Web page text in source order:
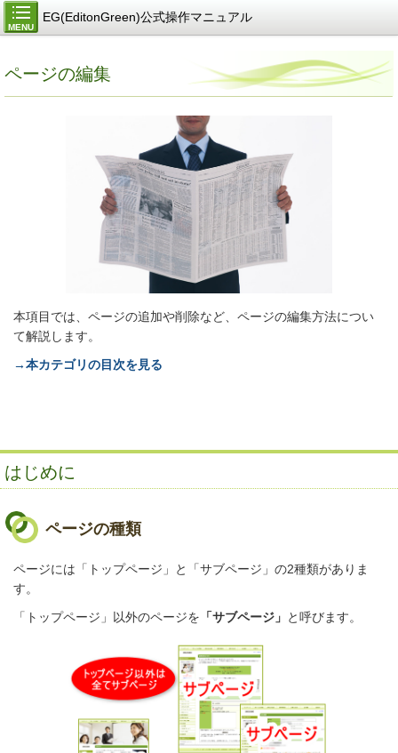
MENU
EG(EditonGreen)公式操作マニュアル
ページの編集
本項目では、ページの追加や削除など、ページの編集方法につい
て解説します。
→本カテゴリの目次を見る
はじめに
ページの種類
ページには 「トップページ」と「サブページ」の2種類がありま
す。
「トップページ」以外のページを 「サブページ」 と呼びます。